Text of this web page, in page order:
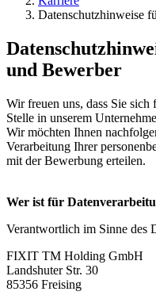
Datenschutzhinweise
und Bewerber
Wir freuen uns, dass Sie sich
Stelle in unserem
Wir möchten Ihnen
Verarbeitung Ihrer
mit der Bewerbung erteilen.
Wer ist für
Verantwortlich im Sinne des
FIXIT TM Holding GmbH
Landshuter Str. 30
85356 Freising